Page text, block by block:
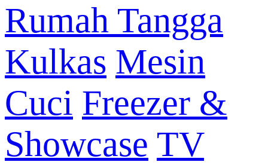
Rumah Tangga
Kulkas Mesin
Cuci Freezer &
Showcase TV